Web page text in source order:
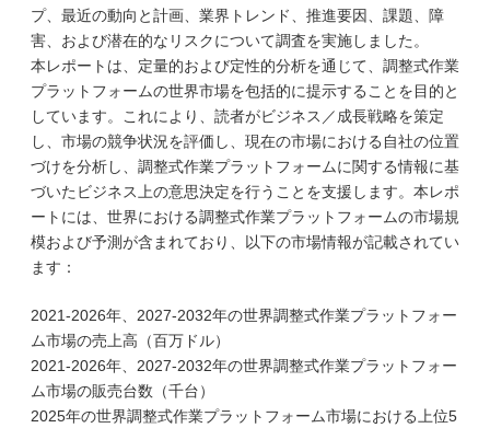
プ、最近の動向と計画、業界トレンド、推進要因、課題、障
害、および潜在的なリスクについて調査を実施しました。
本レポートは、定量的および定性的分析を通じて、調整式作業
プラットフォームの世界市場を包括的に提示することを目的と
しています。これにより、読者がビジネス／成長戦略を策定
し、市場の競争状況を評価し、現在の市場における自社の位置
づけを分析し、調整式作業プラットフォームに関する情報に基
づいたビジネス上の意思決定を行うことを支援します。本レポ
ートには、世界における調整式作業プラットフォームの市場規
模および予測が含まれており、以下の市場情報が記載されてい
ます：
2021-2026年、2027-2032年の世界調整式作業プラットフォー
ム市場の売上高（百万ドル）
2021-2026年、2027-2032年の世界調整式作業プラットフォー
ム市場の販売台数（千台）
2025年の世界調整式作業プラットフォーム市場における上位5